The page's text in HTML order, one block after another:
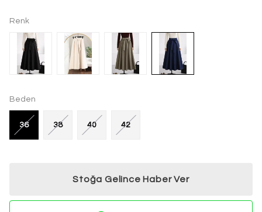
Renk
Beden
36 38 40 42
Stoğa Gelince Haber Ver